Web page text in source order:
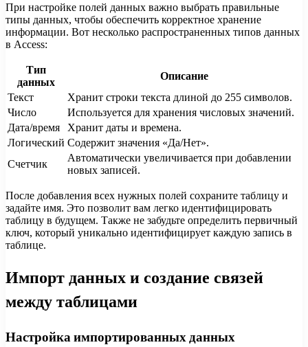
При настройке полей данных важно выбрать правильные
типы данных, чтобы обеспечить корректное хранение
информации. Вот несколько распространенных типов данных
в Access:
Тип
данных
Описание
Текст
Хранит строки текста длиной до 255 символов.
Число
Используется для хранения числовых значений.
Дата/время
Хранит даты и времена.
Логический Содержит значения «Да/Нет».
Счетчик
Автоматически увеличивается при добавлении
новых записей.
После добавления всех нужных полей сохраните таблицу и
задайте имя. Это позволит вам легко идентифицировать
таблицу в будущем. Также не забудьте определить первичный
ключ, который уникально идентифицирует каждую запись в
таблице.
Импорт данных и создание связей
между таблицами
Настройка импортированных данных